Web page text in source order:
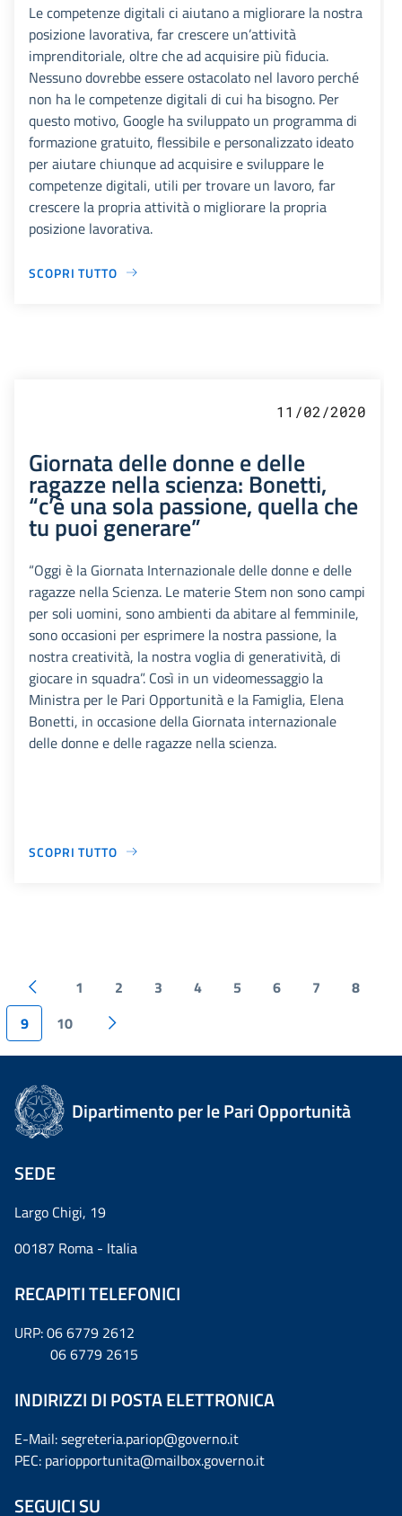
Le competenze digitali ci aiutano a migliorare la nostra
posizione lavorativa, far crescere un’attività
imprenditoriale, oltre che ad acquisire più fiducia.
Nessuno dovrebbe essere ostacolato nel lavoro perché
non ha le competenze digitali di cui ha bisogno. Per
questo motivo, Google ha sviluppato un programma di
formazione gratuito, flessibile e personalizzato ideato
per aiutare chiunque ad acquisire e sviluppare le
competenze digitali, utili per trovare un lavoro, far
crescere la propria attività o migliorare la propria
posizione lavorativa.
SCOPRI TUTTO
11/02/2020
Giornata delle donne e delle
ragazze nella scienza: Bonetti,
“c’è una sola passione, quella che
tu puoi generare”
“Oggi è la Giornata Internazionale delle donne e delle
ragazze nella Scienza. Le materie Stem non sono campi
per soli uomini, sono ambienti da abitare al femminile,
sono occasioni per esprimere la nostra passione, la
nostra creatività, la nostra voglia di generatività, di
giocare in squadra”. Così in un videomessaggio la
Ministra per le Pari Opportunità e la Famiglia, Elena
Bonetti, in occasione della Giornata internazionale
delle donne e delle ragazze nella scienza.
SCOPRI TUTTO
1 2 3 4 5 6 7
8
9
10
Dipartimento per le Pari Opportunità
SEDE
Largo Chigi, 19
00187 Roma - Italia
RECAPITI TELEFONICI
URP: 06 6779 2612
06 6779 2615
INDIRIZZI DI POSTA ELETTRONICA
E-Mail: segreteria.pariop@governo.it
PEC: pariopportunita@mailbox.governo.it
SEGUICI SU